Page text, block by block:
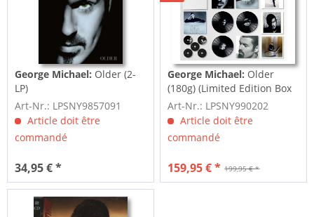
George Michael: Older (2-
LP)
Art-Nr.: LPSNY9857091
Article doit être
commandé
34,95 € *
George Michael: Older
(180g) (Limited Edition Box
Set) (3-LP,...
Art-Nr.: LPSNY990202
Article doit être
commandé
199,95 € *
159,95 € *